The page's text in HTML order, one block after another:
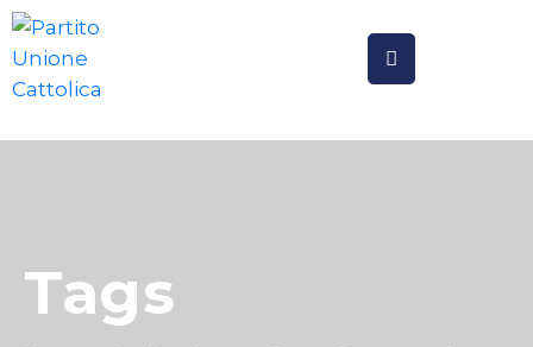
PUBBLICAZIONI
Tags